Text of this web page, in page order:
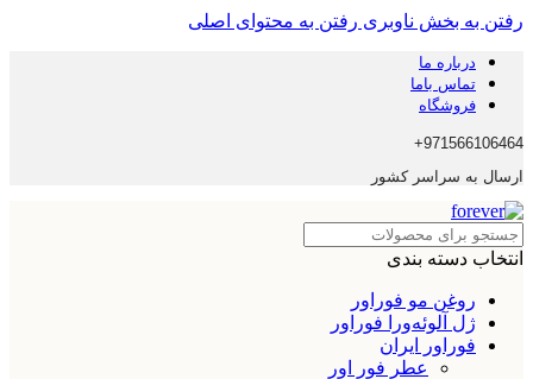
رفتن به بخش ناوبری رفتن به محتوای اصلی
درباره ما
تماس باما
فروشگاه
971566106464+
ارسال به سراسر کشور
انتخاب دسته بندی
روغن مو فوراور
ژل آلوئه‌ورا فوراور
فوراور ایران
عطر فور اور